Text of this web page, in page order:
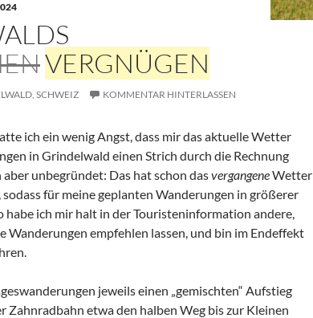
VERGNÜGEN
SCHWEIZ KOMMENTAR HINTERLASSEN
ich ein wenig Angst, dass mir das aktuelle Wetter
in Grindelwald einen Strich durch die Rechnung
unbegründet: Das hat schon dasvergangeneWetter
für meine geplanten Wanderungen in größerer
habe ich mir halt in der Touristeninformation andere,
Wanderungen empfehlen lassen, und bin im Endeffekt
jeweils einen „gemischten“ Aufstieg
Zahnradbahn etwa den halben Weg bis zur Kleinen